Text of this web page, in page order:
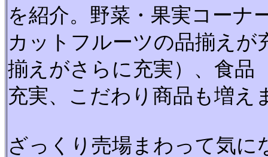
を紹介。野菜・果実コーナ
カットフルーツの品揃えが
揃えがさらに充実）、食品
充実、こだわり商品も増え
ざっくり売場まわって気